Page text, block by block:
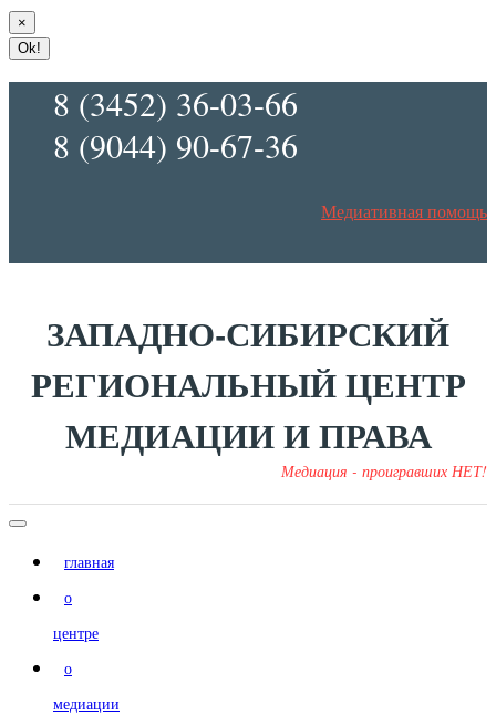
×
Ok!
8 (3452) 36-03-66
8 (9044) 90-67-36
Медиативная помощь
ЗАПАДНО-СИБИРСКИЙ
РЕГИОНАЛЬНЫЙ ЦЕНТР
МЕДИАЦИИ И ПРАВА
Медиация - проигравших НЕТ!
главная
о
центре
о
медиации